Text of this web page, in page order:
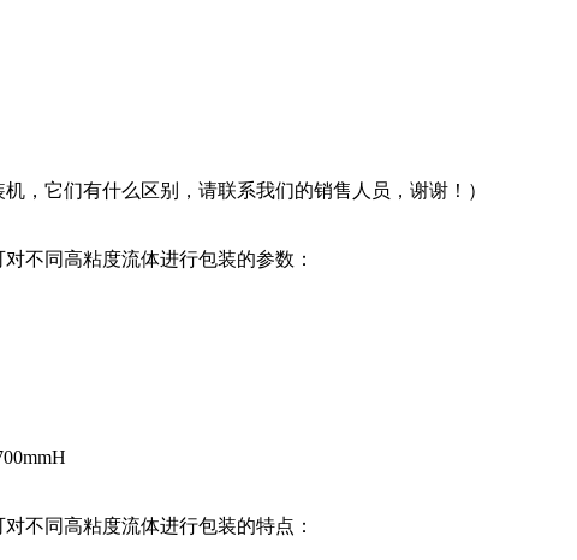
，它们有什么区别，请联系我们的销售人员，谢谢！）
对不同高粘度流体进行包装的参数：
对不同高粘度流体进行包装的特点：